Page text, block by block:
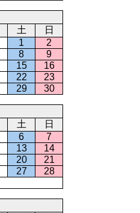
土
日
1
2
8
9
15
16
22
23
29 30
土
日
6
7
13
14
20
21
27
28